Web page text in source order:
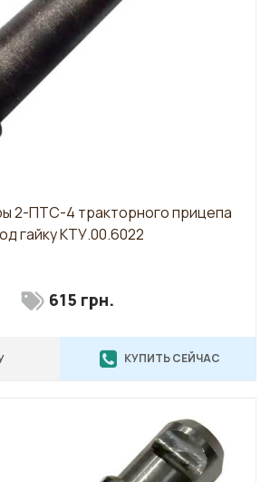
2-ПТС-4 тракторного прицепа
гайку КТУ.00.6022
615 грн.
КУПИТЬ СЕЙЧАС